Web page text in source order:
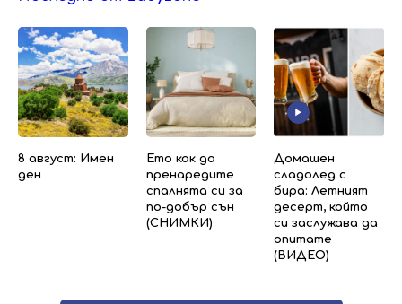
8 август: Имен
ден
Ето как да
пренаредите
спалнята си за
по-добър сън
(СНИМКИ)
Домашен
сладолед с
бира: Летният
десерт, който
си заслужава да
опитате
(ВИДЕО)